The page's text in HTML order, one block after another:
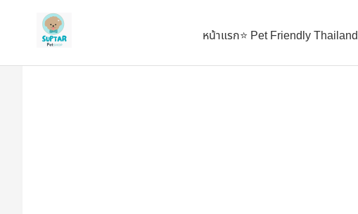
หน้าแรก⭐ Pet Friendly Thailand